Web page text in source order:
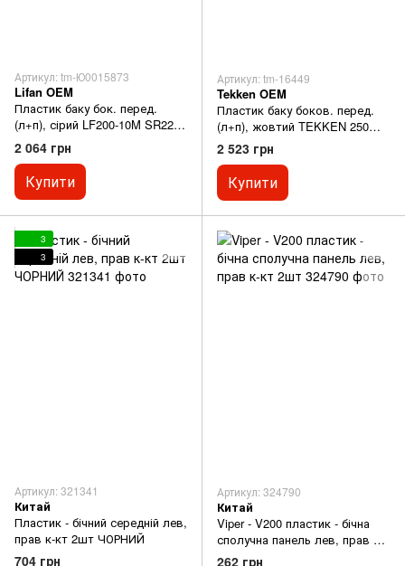
Артикул: tm-Ю0015873
Lifan OEM
Пластик баку бок. перед.
(л+п), сірий LF200-10M SR220
lifan SR220 (LF200-10M)
2 064 грн
Купити
Артикул: tm-16449
Tekken OEM
Пластик баку боков. перед.
(л+п), жовтий TEKKEN 250
TEKKEN 250
2 523 грн
Купити
3
3
Артикул: 321341
Китай
Пластик - бічний середній лев,
прав к-кт 2шт ЧОРНИЙ
704 грн
Артикул: 324790
Китай
Viper - V200 пластик - бічна
сполучна панель лев, прав к-
кт 2шт
262 грн